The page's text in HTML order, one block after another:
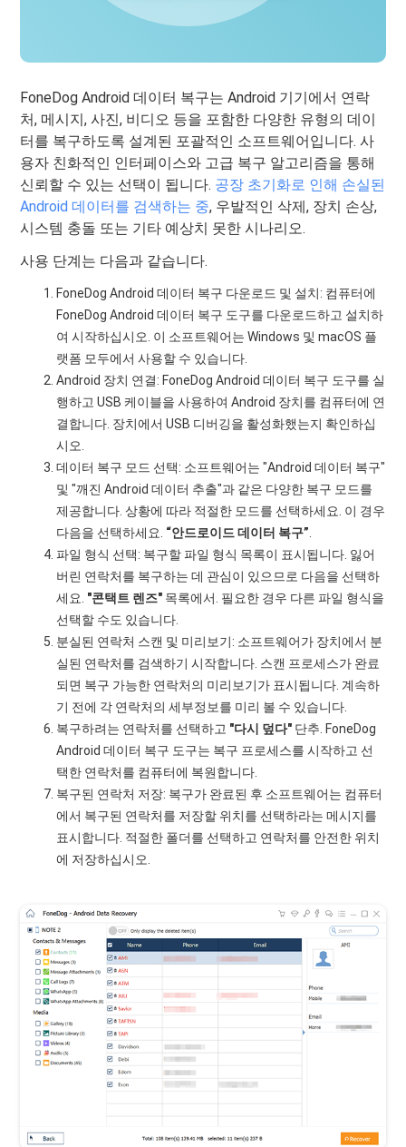
FoneDog Android 데이터 복구는 Android 기기에서 연락
처, 메시지, 사진, 비디오 등을 포함한 다양한 유형의 데이
터를 복구하도록 설계된 포괄적인 소프트웨어입니다. 사
용자 친화적인 인터페이스와 고급 복구 알고리즘을 통해
신뢰할 수 있는 선택이 됩니다. 공장 초기화로 인해 손실된
Android 데이터를 검색하는 중, 우발적인 삭제, 장치 손상,
시스템 충돌 또는 기타 예상치 못한 시나리오.
사용 단계는 다음과 같습니다.
FoneDog Android 데이터 복구 다운로드 및 설치: 컴퓨터에
FoneDog Android 데이터 복구 도구를 다운로드하고 설치하
여 시작하십시오. 이 소프트웨어는 Windows 및 macOS 플
랫폼 모두에서 사용할 수 있습니다.
Android 장치 연결: FoneDog Android 데이터 복구 도구를 실
행하고 USB 케이블을 사용하여 Android 장치를 컴퓨터에 연
결합니다. 장치에서 USB 디버깅을 활성화했는지 확인하십
시오.
데이터 복구 모드 선택: 소프트웨어는 "Android 데이터 복구"
및 "깨진 Android 데이터 추출"과 같은 다양한 복구 모드를
제공합니다. 상황에 따라 적절한 모드를 선택하세요. 이 경우
다음을 선택하세요. “안드로이드 데이터 복구”
파일 형식 선택: 복구할 파일 형식 목록이 표시됩니다. 잃어
버린 연락처를 복구하는 데 관심이 있으므로 다음을 선택하
세요. "콘택트 렌즈" 목록에서. 필요한 경우 다른 파일 형식을
선택할 수도 있습니다.
분실된 연락처 스캔 및 미리보기: 소프트웨어가 장치에서 분
실된 연락처를 검색하기 시작합니다. 스캔 프로세스가 완료
되면 복구 가능한 연락처의 미리보기가 표시됩니다. 계속하
기 전에 각 연락처의 세부정보를 미리 볼 수 있습니다.
복구하려는 연락처를 선택하고 "다시 덮다" 단추. FoneDog
Android 데이터 복구 도구는 복구 프로세스를 시작하고 선
택한 연락처를 컴퓨터에 복원합니다.
복구된 연락처 저장: 복구가 완료된 후 소프트웨어는 컴퓨터
에서 복구된 연락처를 저장할 위치를 선택하라는 메시지를
표시합니다. 적절한 폴더를 선택하고 연락처를 안전한 위치
에 저장하십시오.